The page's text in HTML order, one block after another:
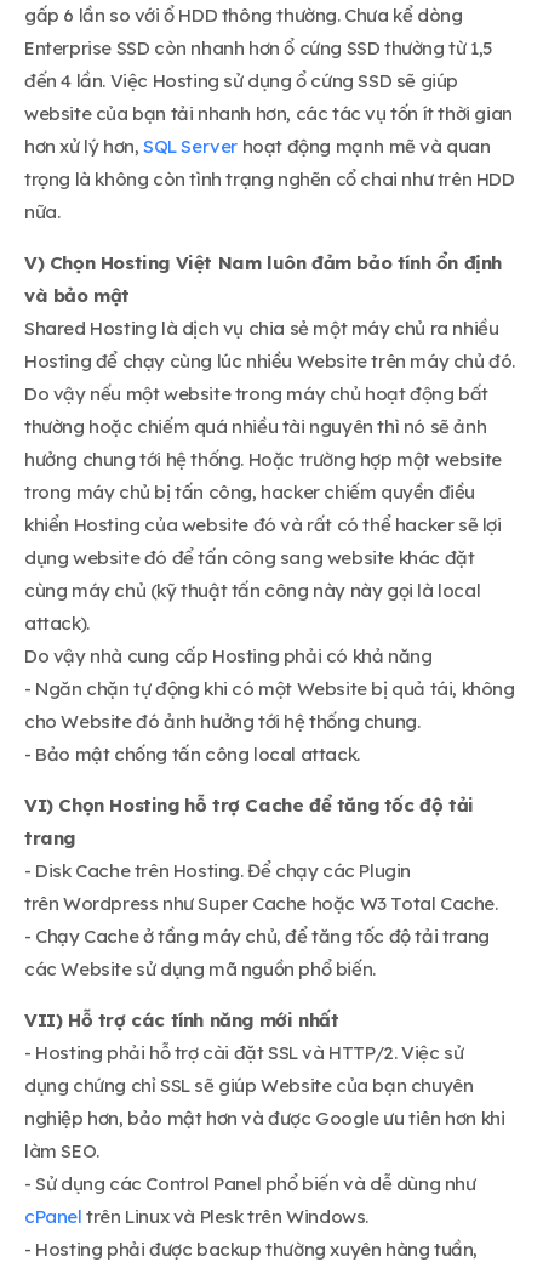
gấp 6 lần so với ổ HDD thông thường. Chưa kể dòng
Enterprise SSD còn nhanh hơn ổ cứng SSD thường từ 1,5
đến 4 lần. Việc Hosting sử dụng ổ cứng SSD sẽ giúp
website của bạn tải nhanh hơn, các tác vụ tốn ít thời gian
hơn xử lý hơn, SQL Server hoạt động mạnh mẽ và quan
trọng là không còn tình trạng nghẽn cổ chai như trên HDD
nữa.
V) Chọn Hosting Việt Nam luôn đảm bảo tính ổn định
và bảo mật
Shared Hosting là dịch vụ chia sẻ một máy chủ ra nhiều
Hosting để chạy cùng lúc nhiều Website trên máy chủ đó.
Do vậy nếu một website trong máy chủ hoạt động bất
thường hoặc chiếm quá nhiều tài nguyên thì nó sẽ ảnh
hưởng chung tới hệ thống. Hoặc trường hợp một website
trong máy chủ bị tấn công, hacker chiếm quyền điều
khiển Hosting của website đó và rất có thể hacker sẽ lợi
dụng website đó để tấn công sang website khác đặt
cùng máy chủ (kỹ thuật tấn công này này gọi là local
attack).
Do vậy nhà cung cấp Hosting phải có khả năng
- Ngăn chặn tự động khi có một Website bị quả tái, không
cho Website đó ảnh hưởng tới hệ thống chung.
- Bảo mật chống tấn công local attack.
VI) Chọn Hosting hỗ trợ Cache để tăng tốc độ tải
trang
- Disk Cache trên Hosting. Để chạy các Plugin
trên Wordpress như Super Cache hoặc W3 Total Cache.
- Chạy Cache ở tầng máy chủ, để tăng tốc độ tải trang
các Website sử dụng mã nguồn phổ biến.
VII) Hỗ trợ các tính năng mới nhất
- Hosting phải hỗ trợ cài đặt SSL và HTTP/2. Việc sử
dụng chứng chỉ SSL sẽ giúp Website của bạn chuyên
nghiệp hơn, bảo mật hơn và được Google ưu tiên hơn khi
làm SEO.
- Sử dụng các Control Panel phổ biến và dễ dùng như
cPanel trên Linux và Plesk trên Windows.
- Hosting phải được backup thường xuyên hàng tuần,